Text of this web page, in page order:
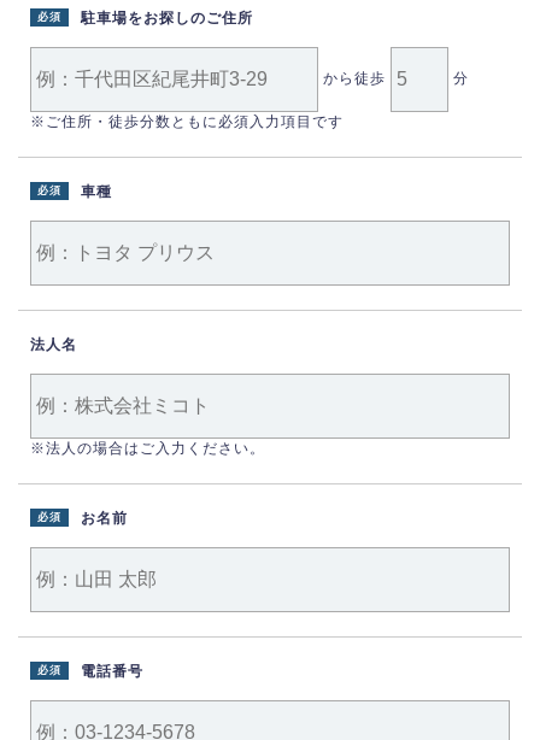
駐車場をお探しのご住所
必須
から徒歩 分
※ご住所・徒歩分数ともに必須入力項目です
車種
必須
法人名
※法人の場合はご入力ください。
お名前
必須
電話番号
必須